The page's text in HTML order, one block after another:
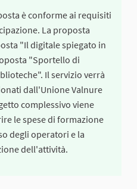
è conforme ai requisiti
La proposta
"Il digitale spiegato in
"Sportello di
Il servizio verrà
dall'Unione Valnure
complessivo viene
le spese di formazione
degli operatori e la
dell'attività.